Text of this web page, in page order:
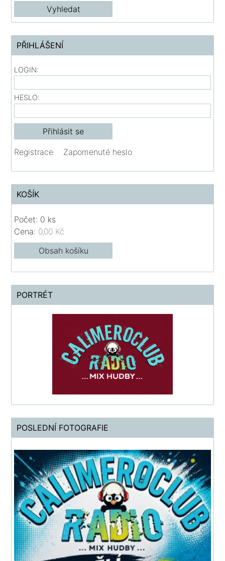
PŘIHLÁŠENÍ
LOGIN:
HESLO:
Registrace Zapomenuté heslo
KOŠÍK
Počet: 0 ks
Cena: 0,00 Kč
Obsah košíku
PORTRÉT
POSLEDNÍ FOTOGRAFIE